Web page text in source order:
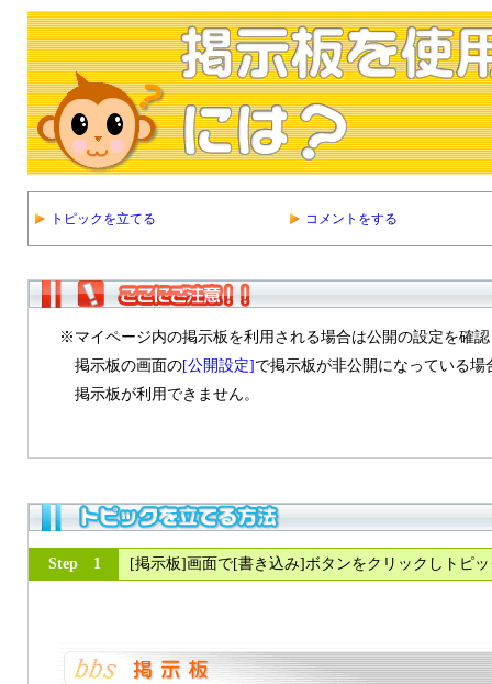
トピックを立てる コメントをする
※マイページ内の掲示板を利用される場合は公開の設定を確
掲示板の画面の[公開設定] で掲示板が非公開になっている場
掲示板が利用できません。
Step 1 [掲示板]画面で[書き込み]ボタンをクリックしトピ